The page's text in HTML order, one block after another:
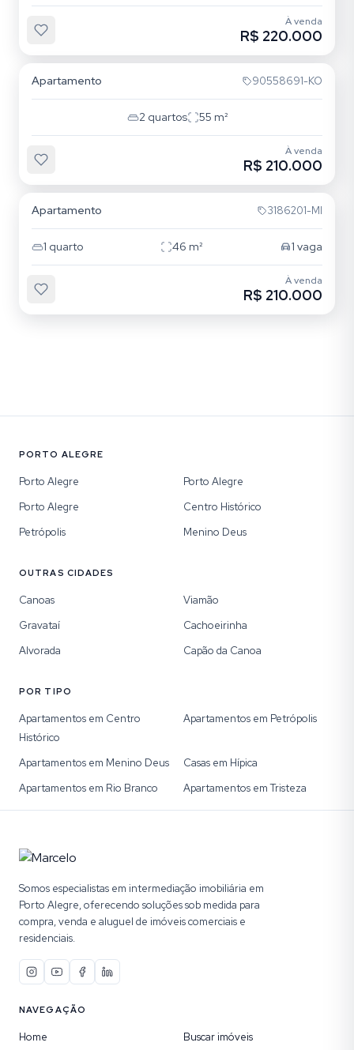
À venda
R$ 220.000
Apartamento 90558691-KO
2 quartos 55 m²
À venda
R$ 210.000
Apartamento 3186201-MI
1 quarto 46 m² 1 vaga
À venda
R$ 210.000
PORTO ALEGRE
Porto Alegre
Porto Alegre
Porto Alegre
Centro Histórico
Petrópolis
Menino Deus
OUTRAS CIDADES
Canoas
Viamão
Gravataí
Cachoeirinha
Alvorada
Capão da Canoa
POR TIPO
Apartamentos em Centro
Histórico
Apartamentos em Petrópolis
Apartamentos em Menino Deus
Casas em Hípica
Apartamentos em Rio Branco
Apartamentos em Tristeza
Somos especialistas em intermediação imobiliária em
Porto Alegre, oferecendo soluções sob medida para
compra, venda e aluguel de imóveis comerciais e
residenciais.
NAVEGAÇÃO
Home Buscar imóveis